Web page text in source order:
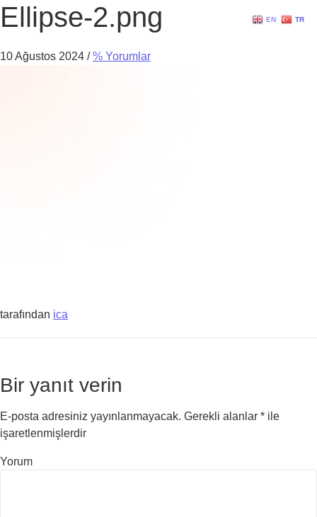
Ellipse-2.png
10 Ağustos 2024 / % Yorumlar
tarafından ica
Bir yanıt verin
E-posta adresiniz yayınlanmayacak. Gerekli alanlar * ile
işaretlenmişlerdir
Yorum
EN TR